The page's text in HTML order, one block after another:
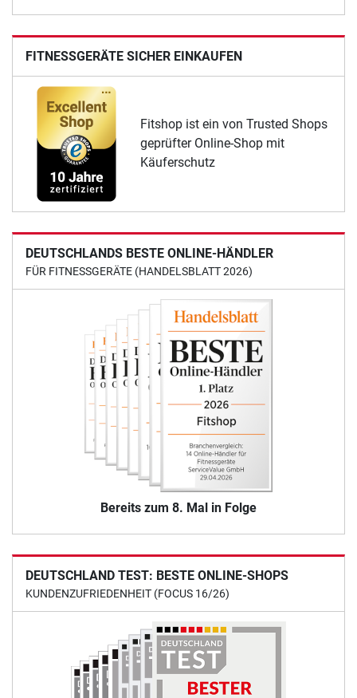
FITNESSGERÄTE SICHER EINKAUFEN
Fitshop ist ein von Trusted Shops
geprüfter Online-Shop mit
Käuferschutz
DEUTSCHLANDS BESTE ONLINE-HÄNDLER
FÜR FITNESSGERÄTE (HANDELSBLATT 2026)
Bereits zum 8. Mal in Folge
DEUTSCHLAND TEST: BESTE ONLINE-SHOPS
KUNDENZUFRIEDENHEIT (FOCUS 16/26)